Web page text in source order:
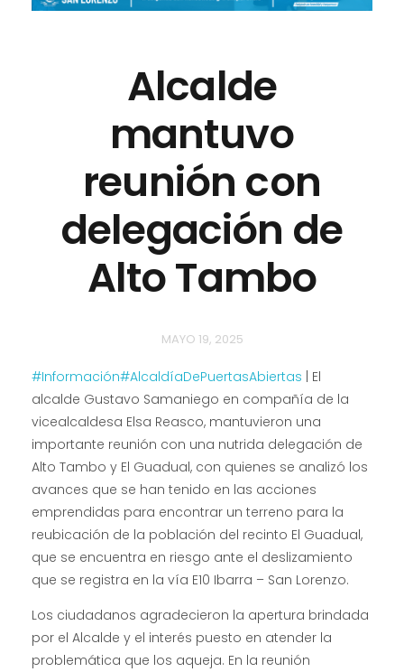
Alcalde
mantuvo
reunión con
delegación de
Alto Tambo
MAYO 19, 2025
#Información#AlcaldíaDePuertasAbiertas | El
alcalde Gustavo Samaniego en compañía de la
vicealcaldesa Elsa Reasco, mantuvieron una
importante reunión con una nutrida delegación de
Alto Tambo y El Guadual, con quienes se analizó los
avances que se han tenido en las acciones
emprendidas para encontrar un terreno para la
reubicación de la población del recinto El Guadual,
que se encuentra en riesgo ante el deslizamiento
que se registra en la vía E10 Ibarra – San Lorenzo.
Los ciudadanos agradecieron la apertura brindada
por el Alcalde y el interés puesto en atender la
problemática que los aqueja. En la reunión